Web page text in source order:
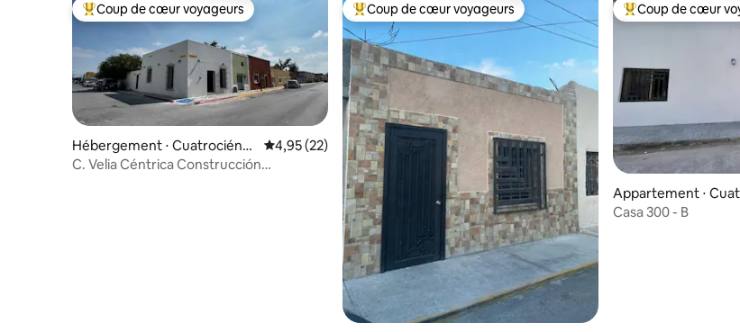
Coups de cœur voyageurs les plus appréciés
Coup de cœur voyageurs
Hébergement ⋅ Cuatrociéne
gas Municipality
Évaluation moyenne sur la base de 22 commentaires : 4,95 sur 5
4,95 (22)
C. Velia Céntrica Construcción
Coups de cœur voyageurs les plus appréciés
Coup de cœur voyageurs Coups de cœur
Coup de cœur
Appartement ⋅
as Municipality
Casa 300 - B